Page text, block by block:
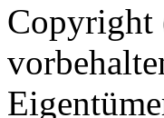
Copyright